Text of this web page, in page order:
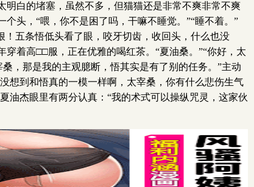
白的堵塞，虽然不多，但猫猫还是非常不爽非常不爽
头，“喂，你不是困了吗，干嘛不睡觉。”“睡不着。”
五条悟低头看了眼，咬牙切齿，收回头，什么也没
着高□□服，正在优雅的喝红茶。“夏油桑。”“你好，太
，那是我的主观臆断，悟其实是有了别的任务。”主动
想到和悟真的一模一样啊，太宰桑，你有什么悲伤生气
杰眼里有两分认真：“我的术式可以操纵咒灵，这家伙